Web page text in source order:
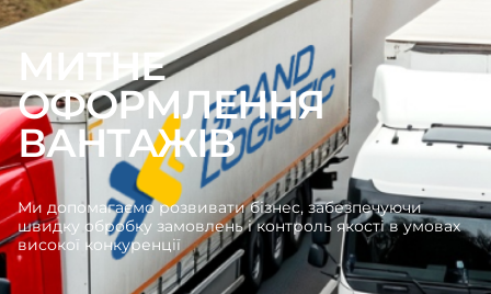
МИТНЕ
ОФОРМЛЕННЯ
ВАНТАЖІВ
Ми допомагаємо розвивати бізнес, забезпечуючи
швидку обробку замовлень і контроль якості в умовах
високої конкуренції